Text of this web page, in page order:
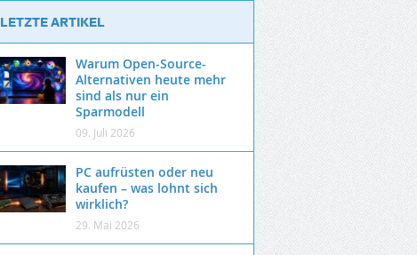
LETZTE ARTIKEL
Warum Open-Source-
Alternativen heute mehr
sind als nur ein
Sparmodell
09. Juli 2026
PC aufrüsten oder neu
kaufen – was lohnt sich
wirklich?
29. Mai 2026